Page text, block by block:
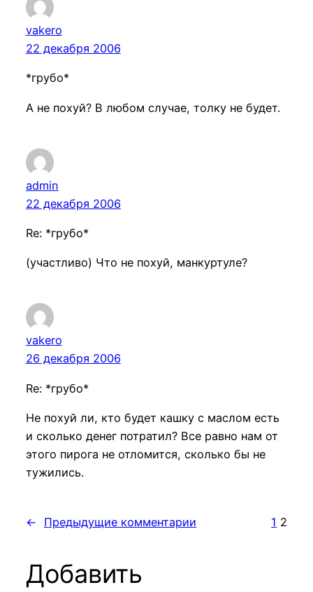
vakero
22 декабря 2006
*грубо*
А не похуй? В любом случае, толку не будет.
admin
22 декабря 2006
Re: *грубо*
(участливо) Что не похуй, манкуртуле?
vakero
26 декабря 2006
Re: *грубо*
Не похуй ли, кто будет кашку с маслом есть
и сколько денег потратил? Все равно нам от
этого пирога не отломится, сколько бы не
тужились.
← Предыдущие комментарии 1 2
Добавить